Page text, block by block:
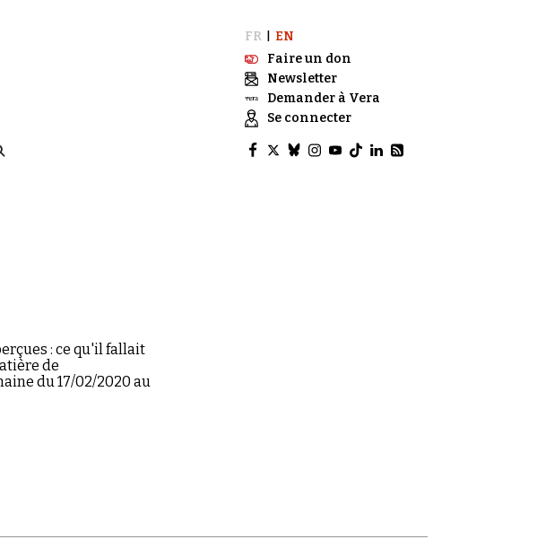
FR
EN
Faire un don
Newsletter
Demander à Vera
Se connecter
: ce qu'il fallait
de
du 17/02/2020 au